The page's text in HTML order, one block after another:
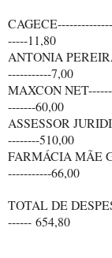
-----11,80
ANTONIA
-----------7,00
MAXCON
-------60,00
ASSESSOR
--------510,00
FARMÁCIA MÃE
-----------66,00
TOTAL DE
------ 654,80